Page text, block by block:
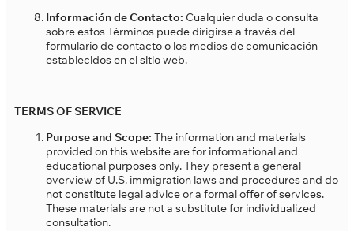
Información de Contacto: Cualquier duda o consulta
sobre estos Términos puede dirigirse a través del
formulario de contacto o los medios de comunicación
establecidos en el sitio web.
TERMS OF SERVICE
Purpose and Scope: The information and materials
provided on this website are for informational and
educational purposes only. They present a general
overview of U.S. immigration laws and procedures and do
not constitute legal advice or a formal offer of services.
These materials are not a substitute for individualized
consultation.